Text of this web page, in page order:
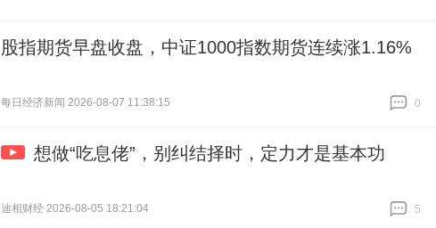
股指期货早盘收盘，中证1000指数期货连续涨1.16%
每日经济新闻 2026-08-07 11:38:15
0
想做“吃息佬”，别纠结择时，定力才是基本功
迪相财经 2026-08-05 18:21:04
5